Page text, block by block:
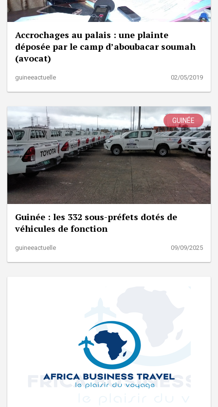
Accrochages au palais : une plainte
déposée par le camp d’aboubacar soumah
(avocat)
guineeactuelle 02/05/2019
GUINÉE
Guinée : les 332 sous-préfets dotés de
véhicules de fonction
guineeactuelle 09/09/2025